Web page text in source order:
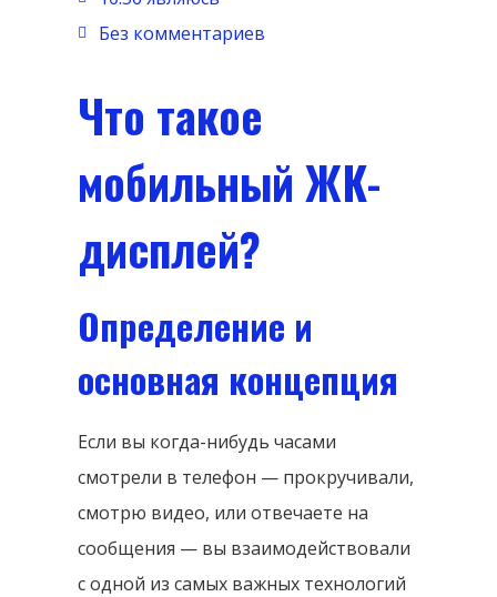
Без комментариев
Что такое
мобильный ЖК-
дисплей?
Определение и
основная концепция
Если вы когда-нибудь часами
смотрели в телефон — прокручивали,
смотрю видео, или отвечаете на
сообщения — вы взаимодействовали
с одной из самых важных технологий